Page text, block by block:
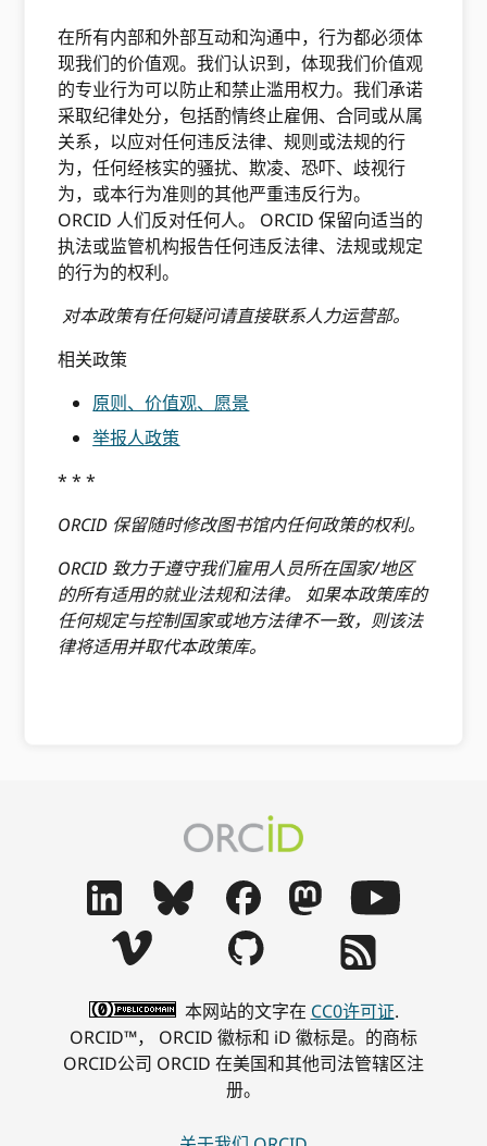
在所有内部和外部互动和沟通中，行为都必须体
现我们的价值观。我们认识到，体现我们价值观
的专业行为可以防止和禁止滥用权力。我们承诺
采取纪律处分，包括酌情终止雇佣、合同或从属
关系，以应对任何违反法律、规则或法规的行
为，任何经核实的骚扰、欺凌、恐吓、歧视行
为，或本行为准则的其他严重违反行为。
ORCID 人们反对任何人。 ORCID 保留向适当的
执法或监管机构报告任何违反法律、法规或规定
的行为的权利。
对本政策有任何疑问请直接联系人力运营部。
相关政策
原则、价值观、愿景
举报人政策
* * *
ORCID 保留随时修改图书馆内任何政策的权利。
ORCID 致力于遵守我们雇用人员所在国家/地区
的所有适用的就业法规和法律。 如果本政策库的
任何规定与控制国家或地方法律不一致，则该法
律将适用并取代本政策库。
本网站的文字在 CC0许可证.
ORCID™， ORCID 徽标和 iD 徽标是。的商标
ORCID公司 ORCID 在美国和其他司法管辖区注
册。